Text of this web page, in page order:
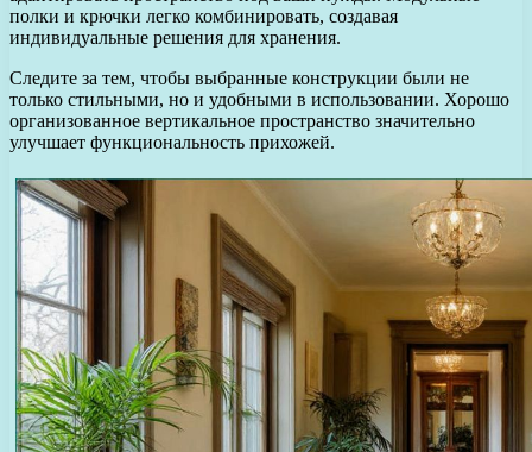
полки и крючки легко комбинировать, создавая
индивидуальные решения для хранения.
Следите за тем, чтобы выбранные конструкции были не
только стильными, но и удобными в использовании. Хорошо
организованное вертикальное пространство значительно
улучшает функциональность прихожей.